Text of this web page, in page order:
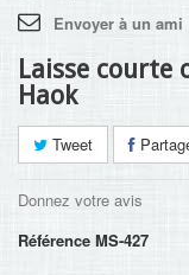
Envoyer à un ami
Laisse courte
Haok
Tweet
Donnez votre avis
Référence MS-427